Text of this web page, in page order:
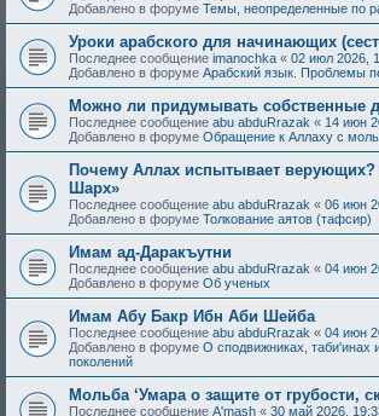
Добавлено в форуме Темы, неопределенные по
Уроки арабского для начинающих
Последнее сообщение imanochka « 02 июл 2026,
Добавлено в форуме Арабский язык. Проблемы
Можно ли придумывать собственные
Последнее сообщение abu abduRrazak « 14 июн
Добавлено в форуме Обращение к Аллаху с
Почему Аллах испытывает верующих?
Шарх»
Последнее сообщение abu abduRrazak « 06 июн
Добавлено в форуме Толкование аятов (тафсир)
Имам ад-Даракъутни
Последнее сообщение abu abduRrazak « 04 июн
Добавлено в форуме Об ученых
Имам Абу Бакр Ибн Аби Шейба
Последнее сообщение abu abduRrazak « 04 июн
Добавлено в форуме О сподвижниках, таби'инах
поколений
Мольба ‘Умара о защите от грубости,
Последнее сообщение A'mash « 30 май 2026,